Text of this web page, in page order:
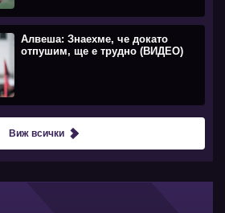
Алвеша: Знаехме, че докато
отпушим, ще е трудно (ВИДЕО)
Виж всички